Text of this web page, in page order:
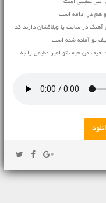
امیر عظیمی است
هم در ادامه است
در سایت یا وبلاگشان دارند کد
تو آماده شده است
حیف من حیف تو امیر عظیمی را به